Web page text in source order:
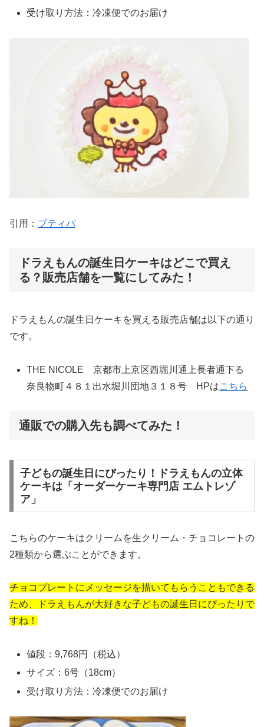
受け取り方法：冷凍便でのお届け
引用： プティパ
ドラえもんの誕生日ケーキはどこで買え
る？販売店舗を一覧にしてみた！
ドラえもんの誕生日ケーキを買える販売店舗は以下の通り
です。
THE NICOLE 京都市上京区西堀川通上長者通下る
奈良物町４８１出水堀川団地３１８号 HPはこちら
通販での購入先も調べてみた！
子どもの誕生日にぴったり！ドラえもんの立体
ケーキは「オーダーケーキ専門店 エムトレゾ
ア」
こちらのケーキはクリームを生クリーム・チョコレートの
2種類から選ぶことができます。
チョコプレートにメッセージを描いてもらうこともできる
ため、ドラえもんが大好きな子どもの誕生日にぴったりで
すね！
値段：9,768円（税込）
サイズ：6号（18cm）
受け取り方法：冷凍便でのお届け